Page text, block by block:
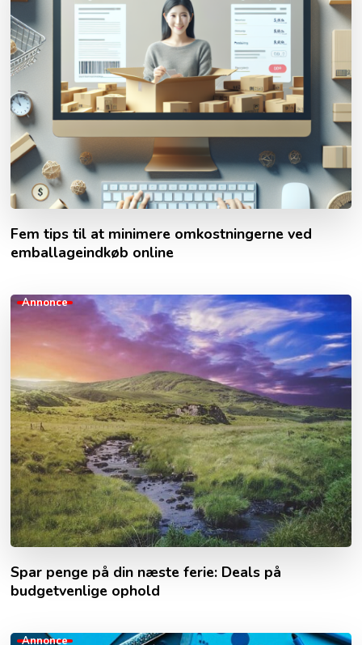
Fem tips til at minimere omkostningerne ved
emballageindkøb online
Annonce
Spar penge på din næste ferie: Deals på
budgetvenlige ophold
Annonce